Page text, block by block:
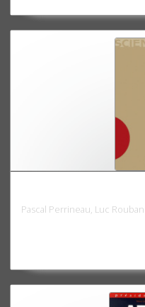
Pascal Perrineau, Luc Rouban